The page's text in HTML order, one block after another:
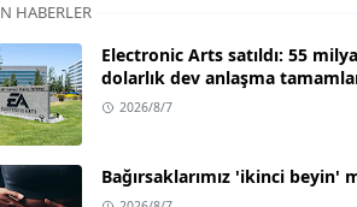
HABERLER
Electronic Arts satıldı: 55
dolarlık dev anlaşma
2026/8/7
Bağırsaklarımız 'ikinci beyin'